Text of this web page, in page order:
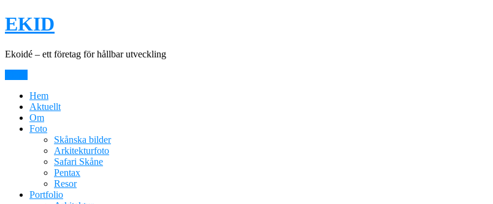
Hoppa
till
EKID
Ekoidé – ett företag för hållbar utveckling
Hem
Aktuellt
Om
Foto
Skånska bilder
Arkitekturfoto
Safari Skåne
Pentax
Resor
Portfolio